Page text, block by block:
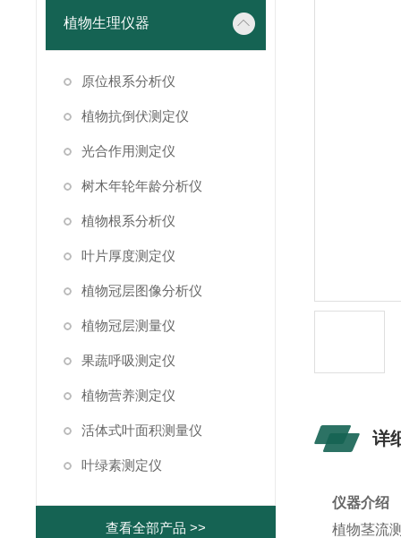
植物生理仪器
原位根系分析仪
植物抗倒伏测定仪
光合作用测定仪
树木年轮年龄分析仪
植物根系分析仪
叶片厚度测定仪
植物冠层图像分析仪
植物冠层测量仪
果蔬呼吸测定仪
植物营养测定仪
活体式叶面积测量仪
叶绿素测定仪
查看全部产品 >>
详
仪器介绍
植物茎流